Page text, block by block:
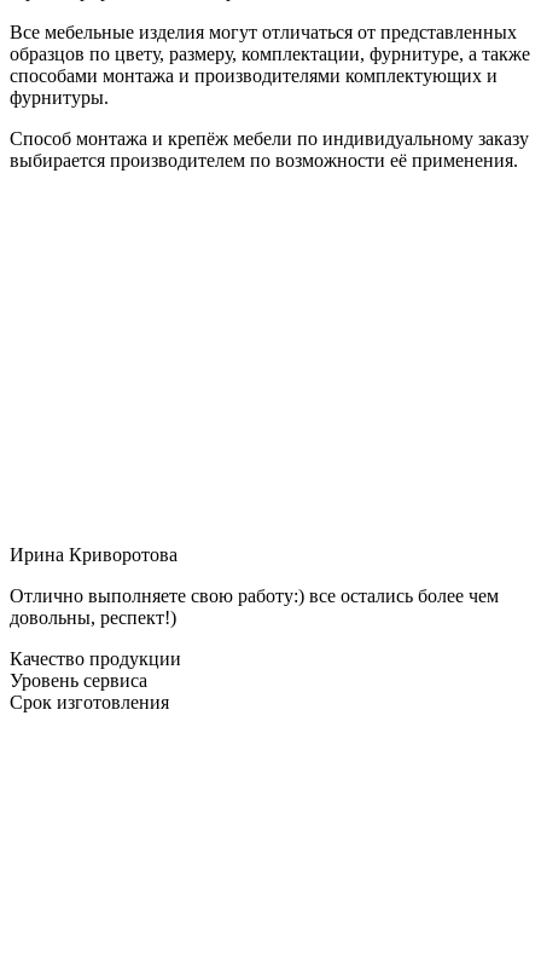
Все мебельные изделия могут отличаться от представленных
образцов по цвету, размеру, комплектации, фурнитуре, а также
способами монтажа и производителями комплектующих и
фурнитуры.
Способ монтажа и крепёж мебели по индивидуальному заказу
выбирается производителем по возможности её применения.
Ирина Криворотова
Отлично выполняете свою работу:) все остались более чем
довольны, респект!)
Качество продукции
Уровень сервиса
Срок изготовления